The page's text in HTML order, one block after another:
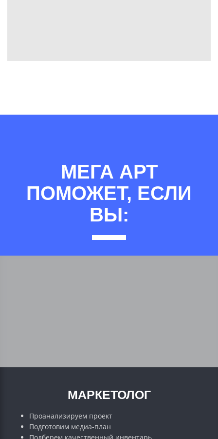
МЕГА АРТ
ПОМОЖЕТ, ЕСЛИ
ВЫ:
МАРКЕТОЛОГ
Проанализируем проект
Подготовим медиа-план